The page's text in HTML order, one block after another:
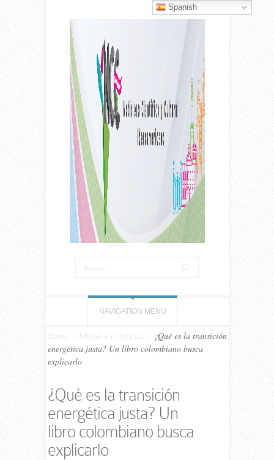
NAVIGATION MENU
Home Artículos o noticias
¿Qué es la transición
energética justa? Un libro colombiano busca
explicarlo
¿Qué es la transición
energética justa? Un
libro colombiano busca
explicarlo
Spanish